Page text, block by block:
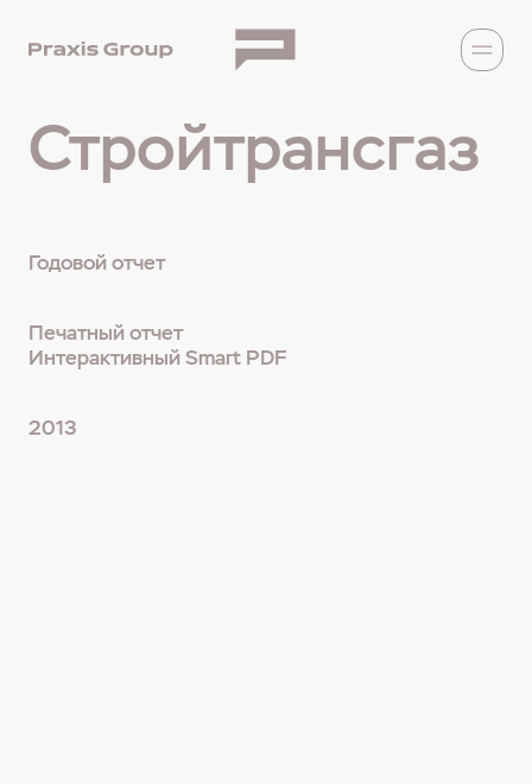
Стройтрансгаз
Годовой отчет
Печатный отчет
Интерактивный Smart PDF
2013